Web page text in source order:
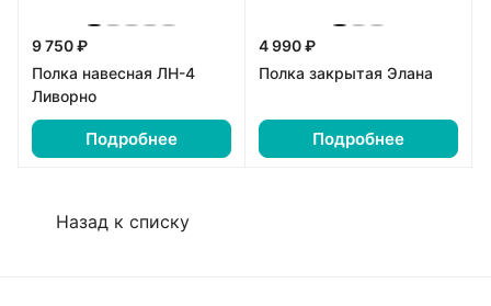
9 750 ₽
Полка навесная ЛН-4
Ливорно
Подробнее
4 990 ₽
Полка закрытая Элана
Подробнее
Назад к списку